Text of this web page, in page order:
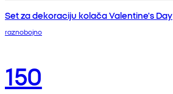
Set za dekoraciju kolača Valentine's Day
raznobojno
150